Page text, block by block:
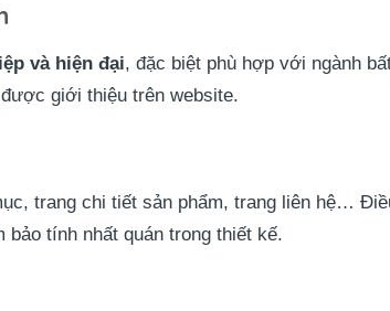
và hiện đại, đặc biệt phù hợp với ngành
giới thiệu trên website.
trang chi tiết sản phẩm, trang liên hệ…
tính nhất quán trong thiết kế.